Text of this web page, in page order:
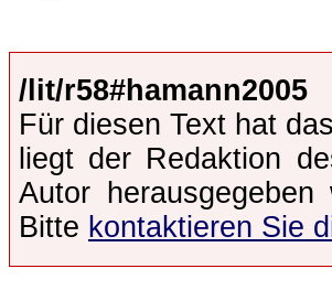
/lit/r58#hamann2005
Für diesen Text hat
liegt der Redaktion
Autor
Bitte kontaktieren Sie